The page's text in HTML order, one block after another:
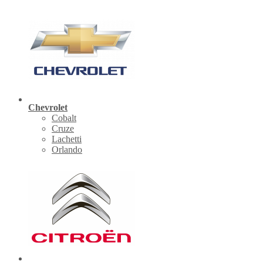
Chevrolet
Cobalt
Cruze
Lachetti
Orlando